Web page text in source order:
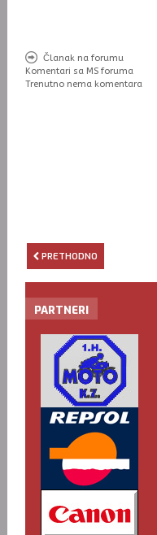
Članak na forumu
Komentari sa MS foruma
Trenutno nema komentara
PRETHODNO
PARTNERI